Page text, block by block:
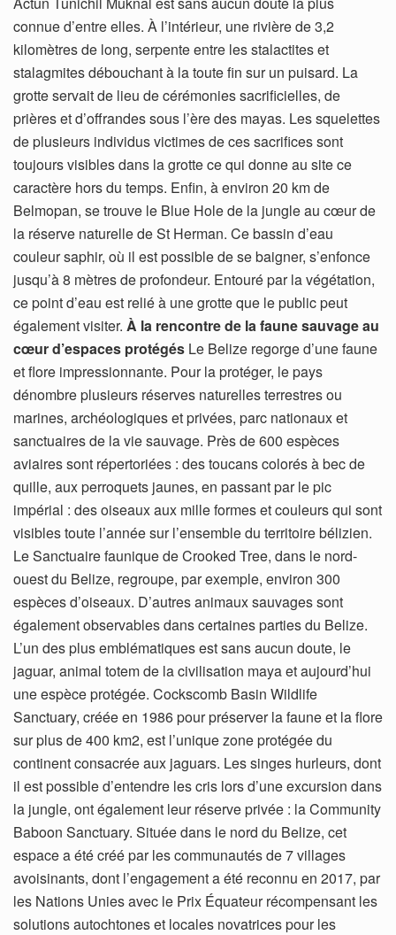
connue d’entre elles. À l’intérieur, une rivière de 3,2
kilomètres de long, serpente entre les stalactites et
stalagmites débouchant à la toute fin sur un puisard. La
grotte servait de lieu de cérémonies sacrificielles, de
prières et d’offrandes sous l’ère des mayas. Les squelettes
de plusieurs individus victimes de ces sacrifices sont
toujours visibles dans la grotte ce qui donne au site ce
caractère hors du temps. Enfin, à environ 20 km de
Belmopan, se trouve le Blue Hole de la jungle au cœur de
la réserve naturelle de St Herman. Ce bassin d’eau
couleur saphir, où il est possible de se baigner, s’enfonce
jusqu’à 8 mètres de profondeur. Entouré par la végétation,
ce point d’eau est relié à une grotte que le public peut
également visiter. À la rencontre de la faune sauvage au
cœur d’espaces protégés Le Belize regorge d’une faune
et flore impressionnante. Pour la protéger, le pays
dénombre plusieurs réserves naturelles terrestres ou
marines, archéologiques et privées, parc nationaux et
sanctuaires de la vie sauvage. Près de 600 espèces
aviaires sont répertoriées : des toucans colorés à bec de
quille, aux perroquets jaunes, en passant par le pic
impérial : des oiseaux aux mille formes et couleurs qui sont
visibles toute l’année sur l’ensemble du territoire bélizien.
Le Sanctuaire faunique de Crooked Tree, dans le nord-
ouest du Belize, regroupe, par exemple, environ 300
espèces d’oiseaux. D’autres animaux sauvages sont
également observables dans certaines parties du Belize.
L’un des plus emblématiques est sans aucun doute, le
jaguar, animal totem de la civilisation maya et aujourd’hui
une espèce protégée. Cockscomb Basin Wildlife
Sanctuary, créée en 1986 pour préserver la faune et la flore
sur plus de 400 km2, est l’unique zone protégée du
continent consacrée aux jaguars. Les singes hurleurs, dont
il est possible d’entendre les cris lors d’une excursion dans
la jungle, ont également leur réserve privée : la Community
Baboon Sanctuary. Située dans le nord du Belize, cet
espace a été créé par les communautés de 7 villages
avoisinants, dont l’engagement a été reconnu en 2017, par
les Nations Unies avec le Prix Équateur récompensant les
solutions autochtones et locales novatrices pour les